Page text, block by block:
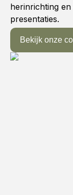
herinrichting
presentaties.
Bekijk onze